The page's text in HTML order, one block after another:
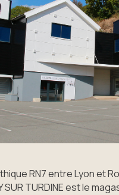
RN7 entre Lyon et
SUR TURDINE est le